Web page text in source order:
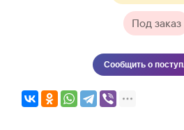
Под заказ
Сообщить о